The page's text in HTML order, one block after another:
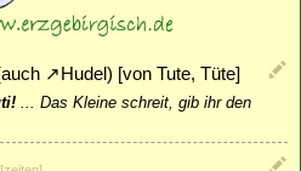
↗ Hudel) [von Tute, Tüte]
... Das Kleine schreit, gib ihr den